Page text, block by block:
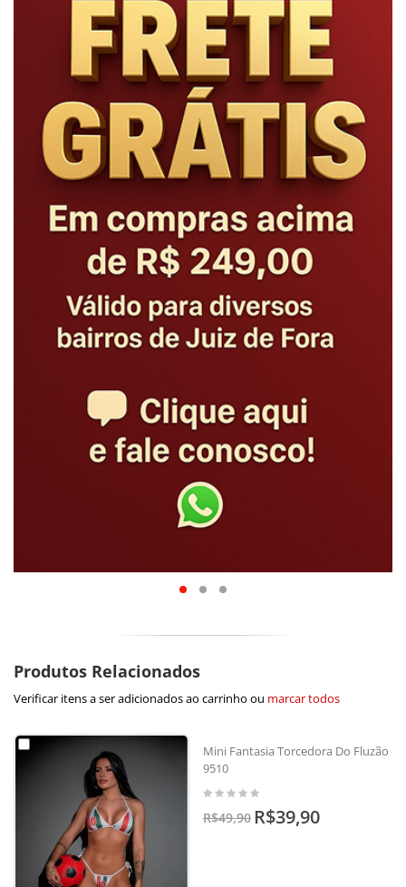
Produtos Relacionados
Verificar itens a ser adicionados ao carrinho ou marcar todos
Mini Fantasia Torcedora Do Fluzão -
9510
R$49,90 R$39,90